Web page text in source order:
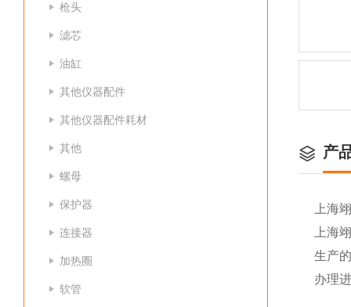
枪头
滤芯
油缸
其他仪器配件
其他仪器配件耗材
其他
螺母
保护器
连接器
加热圈
软管
产
上海
上海
生产
办理